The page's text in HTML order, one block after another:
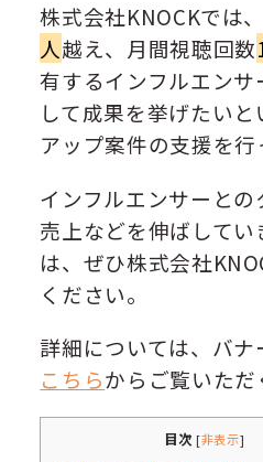
株式会社KNOCKでは
人越え、月間視聴回数
有するインフルエン
して成果を挙げたい
アップ案件の支援を行
インフルエンサーと
売上などを伸ばして
は、ぜひ株式会社
ください。
詳細については、バ
こちらからご覧いただ
目次 [非表示]